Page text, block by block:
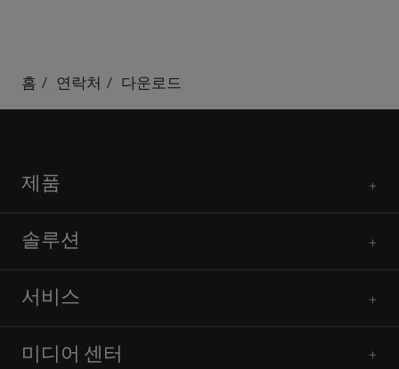
홈 연락처 다운로드
제품
솔루션
서비스
미디어 센터